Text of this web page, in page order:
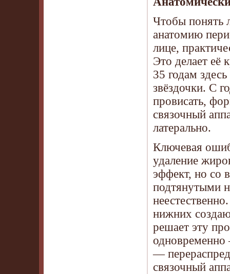
Чтобы понять
анатомию
лице,
Это делает её
35 годам
звёздочки. С
провисать,
связочный
латерально.
Ключевая
удаление
эффект, но со
подтянутыми
нижних
решает эту
одновременно
—
связочный